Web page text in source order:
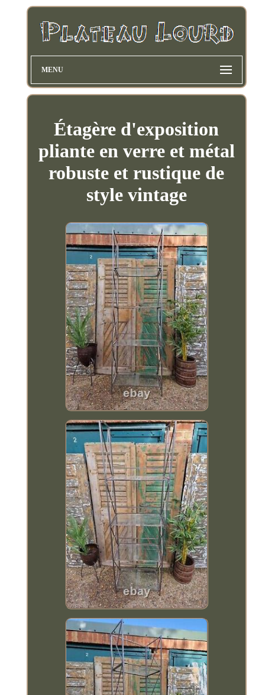
MENU
Étagère d'exposition
pliante en verre et métal
robuste et rustique de
style vintage